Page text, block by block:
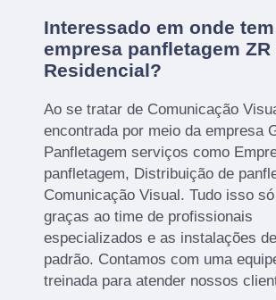
Interessado em onde tem
empresa panfletagem ZR
Residencial?
Ao se tratar de Comunicação
encontrada por meio da empresa
Panfletagem serviços como
panfletagem, Distribuição de
Comunicação Visual. Tudo isso
graças ao time de profissionais
especializados e as instalações
padrão. Contamos com uma
treinada para atender nossos